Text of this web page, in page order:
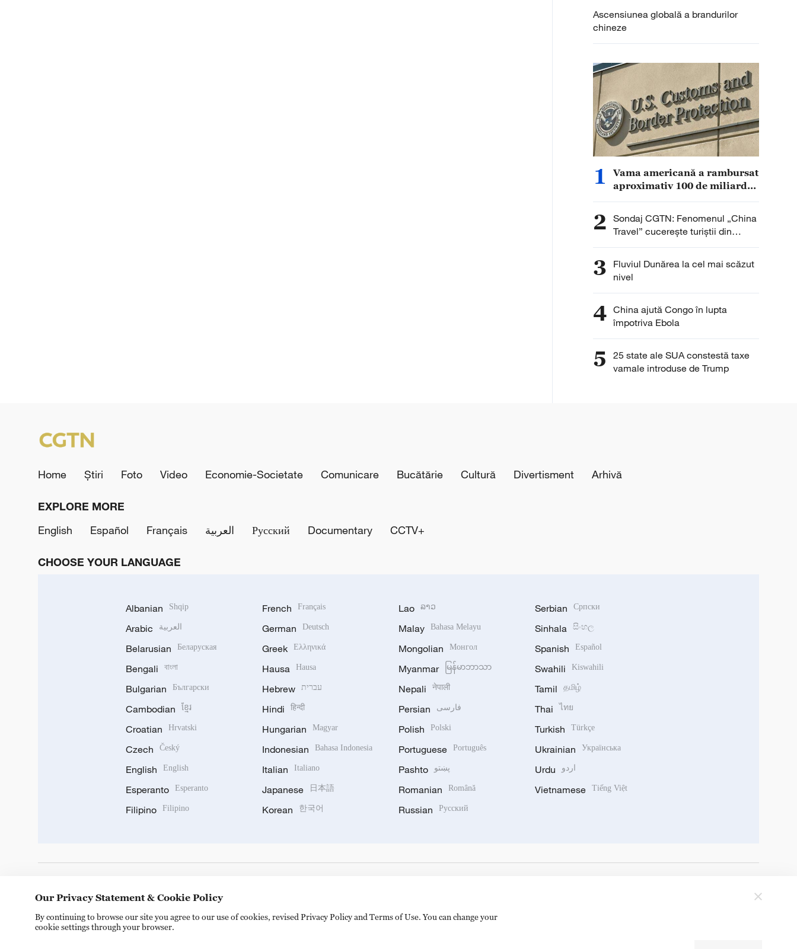
Ascensiunea globală a brandurilor
chineze
1
Vama americană a rambursat
aproximativ 100 de miliarde
2 Sondaj CGTN: Fenomenul „China
Travel” cucerește turiștii din
întreaga lume. Peste 90% dintre
creștere pentru China
3
Fluviul Dunărea la cel mai scăzut
nivel
4 China ajută Congo în lupta
împotriva Ebola
5
25 state ale SUA constestă taxe
vamale introduse de Trump
Home Știri Foto Video Economie-Societate Comunicare Bucătărie Cultură Divertisment Arhivă
EXPLORE MORE
English
Español Français العربية Русский Documentary CCTV+
CHOOSE YOUR LANGUAGE
Albanian Shqip
Arabic العربية
Belarusian Беларуская
Bengali বাংলা
Bulgarian Български
Cambodian ខ្មែរ
Croatian Hrvatski
Czech Český
English English
Esperanto Esperanto
Filipino Filipino
French Français
German Deutsch
Greek Ελληνικά
Hausa Hausa
Hebrew עברית
Hindi हिन्दी
Hungarian Magyar
Indonesian Bahasa Indonesia
Italian Italiano
Japanese 日本語
Korean 한국어
Lao ລາວ
Malay Bahasa Melayu
Mongolian Монгол
Myanmar မြန်မာဘာသာ
Nepali नेपाली
Persian فارسی
Polish Polski
Portuguese Português
Pashto پښتو
Romanian Română
Russian Русский
Serbian Српски
Sinhala සිංහල
Spanish Español
Swahili Kiswahili
Tamil தமிழ்
Thai ไทย
Turkish Türkçe
Ukrainian Українська
Urdu اردو
Vietnamese Tiếng Việt
Our Privacy Statement & Cookie Policy
By continuing to browse our site you agree to our use of cookies, revised Privacy Policy and Terms of Use. You can change your
cookie settings through your browser.